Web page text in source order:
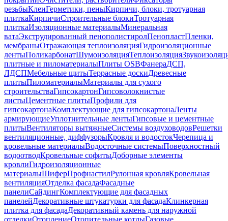
резьбыКлеиГерметики, пеныКирпичи, блоки, тротуарная
плиткаКирпичиСтроительные блокиТротуарная
плиткаИзоляционные материалыМинеральная
ватаЭкструдированный пенополистиролПенопластПленки,
мембраныОтражающая теплоизоляцияГидроизоляционные
лентыПоликарбонатШумоизоляцияТеплоизоляция
плитные и пиломатериалыПлиты OSBФанераДСП,
ЛДСПМебельные щитыТеррасные доскиДревесные
плитыПиломатериалыМатериалы для сухого
строительстваГипсокартонГипсоволокнистые
листыЦементные плитыПрофили для
гипсокартонаКомплектующие для гипсокартонаЛенты
армирующиеУплотнительные лентыГипсовые и цементные
плитыВентиляторы вытяжныеСистемы воздуховодовРешетки
вентиляционные, диффузорыКровля и водостокЧерепица и
кровельные материалыВодосточные системыПоверхностный
водоотводКровельные софитыДоборные элементы
кровлиГидроизоляционные
материалыШиферПрофнастилРулонная кровляКровельная
вентиляцияОтделка фасадаФасадные
панелиСайдингКомплектующие для фасадных
панелейДекоративные штукатурки для фасадаКлинкерная
плитка для фасадаДекоративный камень для наружной
отделкиОтоплениеОтопительные котлыГазовые